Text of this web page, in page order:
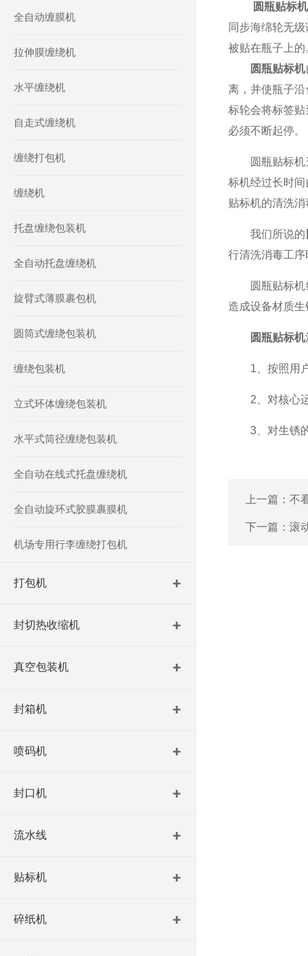
全自动缠膜机
拉伸膜缠绕机
水平缠绕机
自走式缠绕机
缠绕打包机
缠绕机
托盘缠绕包装机
全自动托盘缠绕机
旋臂式薄膜裹包机
圆筒式缠绕包装机
缠绕包装机
立式环体缠绕包装机
水平式筒径缠绕包装机
全自动在线式托盘缠绕机
全自动旋环式胶膜裹膜机
机场专用行李缠绕打包机
打包机
封切热收缩机
真空包装机
封箱机
喷码机
封口机
流水线
贴标机
碎纸机
圆瓶贴标机
同步海绵轮无
被贴在瓶子上
圆瓶贴标机
离，并使瓶子
标轮会将标签
必须不断起停。
圆瓶贴标机这
标机经过长时
贴标机的清洗
我们所说的
行清洗消毒工
圆瓶贴标机经
造成设备材质
圆瓶贴标机
1、按照用户
2、对核心运
3、对生锈的
上一篇： 不
下一篇： 滚